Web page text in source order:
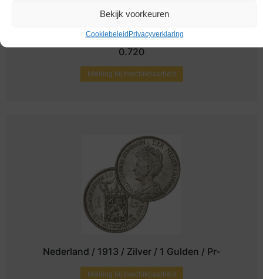
Bekijk voorkeuren
CookiebeleidPrivacyverklaring
Nederland / 1922 / Zilver / 1 Gulden / Fr+ / Zilver
0.720
Melding bij beschikbaarheid
Nederland / 1913 / Zilver / 1 Gulden / Pr-
Melding bij beschikbaarheid